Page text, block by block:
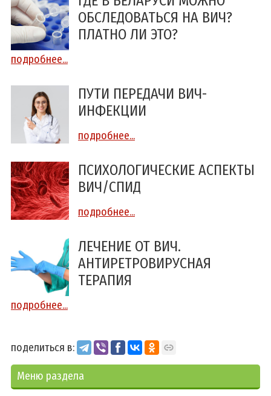
ОБСЛЕДОВАТЬСЯ НА ВИЧ?
ПЛАТНО ЛИ ЭТО?
подробнее...
ПУТИ ПЕРЕДАЧИ ВИЧ-
ИНФЕКЦИИ
подробнее...
ПСИХОЛОГИЧЕСКИЕ АСПЕКТЫ
ВИЧ/СПИД
подробнее...
ЛЕЧЕНИЕ ОТ ВИЧ.
АНТИРЕТРОВИРУСНАЯ
ТЕРАПИЯ
подробнее...
поделиться в:
Меню раздела